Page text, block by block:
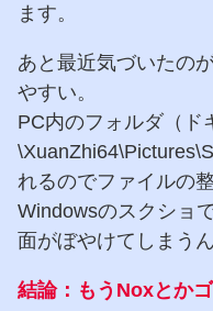
ます。
あと最近気づいたの
やすい。
PC内のフォルダ（ド
れるのでファイルの
Windowsのスクショ
面がぼやけてしまう
結論：もうNoxとか